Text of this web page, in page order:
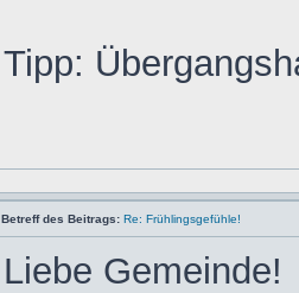
Tipp:
Betreff des Beitrags: Re: Frühlingsgefühle!
Liebe Gemeinde!